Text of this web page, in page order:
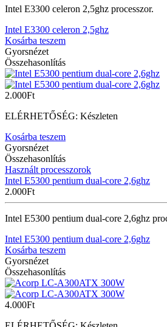
Intel E3300 celeron 2,5ghz processzor.
Intel E3300 celeron 2,5ghz
Kosárba teszem
Gyorsnézet
Összehasonlítás
2.000Ft
ELÉRHETŐSÉG: Készleten
Kosárba teszem
Gyorsnézet
Összehasonlítás
Használt processzorok
Intel E5300 pentium dual-core 2,6ghz
2.000Ft
Intel E5300 pentium dual-core 2,6ghz
Intel E5300 pentium dual-core 2,6ghz
Kosárba teszem
Gyorsnézet
Összehasonlítás
4.000Ft